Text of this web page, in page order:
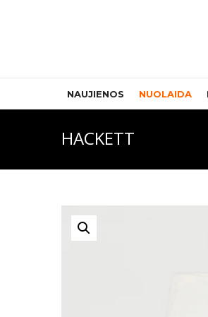
NAUJIENOS NUOLAIDA
HACKETT